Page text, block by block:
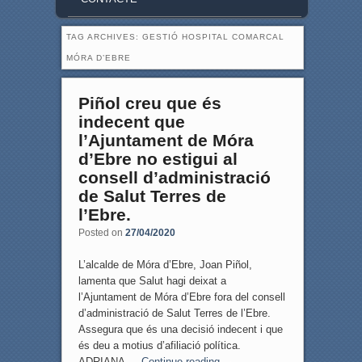
TAG ARCHIVES: GESTIÓ HOSPITAL COMARCAL
MÓRA D’EBRE
Piñol creu que és
indecent que
l’Ajuntament de Móra
d’Ebre no estigui al
consell d’administració
de Salut Terres de
l’Ebre.
Posted on 27/04/2020
L’alcalde de Móra d’Ebre, Joan Piñol,
lamenta que Salut hagi deixat a
l’Ajuntament de Móra d’Ebre fora del consell
d’administració de Salut Terres de l’Ebre.
Assegura que és una decisió indecent i que
és deu a motius d’afiliació política.